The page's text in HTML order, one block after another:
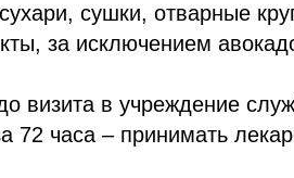
сушки, отварные
за исключением
визита в учреждение
72 часа – принимать